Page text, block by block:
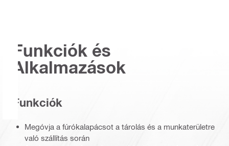
Funkciók és
Alkalmazások
Funkciók
Megóvja a fúrókalapácsot a tárolás és a munkaterületre
való szállítás során